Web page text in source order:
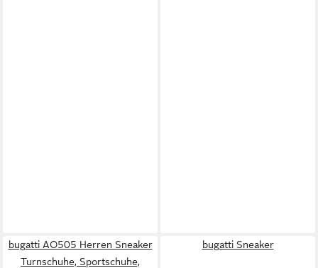
bugatti AO505 Herren Sneaker
Turnschuhe, Sportschuhe,
bugatti Sneaker